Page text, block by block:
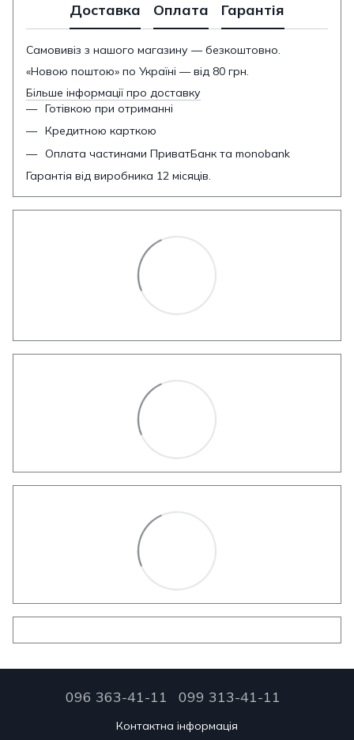
Доставка Оплата Гарантія
Самовивіз з нашого магазину — безкоштовно.
«Новою поштою» по Україні — від 80 грн.
Більше інформації про доставку
Готівкою при отриманні
Кредитною карткою
Оплата частинами ПриватБанк та monobank
Гарантія від виробника 12 місяців.
096 363-41-11 099 313-41-11
Контактна інформація